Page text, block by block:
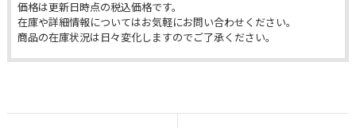
価格は更新日時点の税込価格です。
在庫や詳細情報についてはお気軽にお問い合わせください。
商品の在庫状況は日々変化しますのでご了承ください。